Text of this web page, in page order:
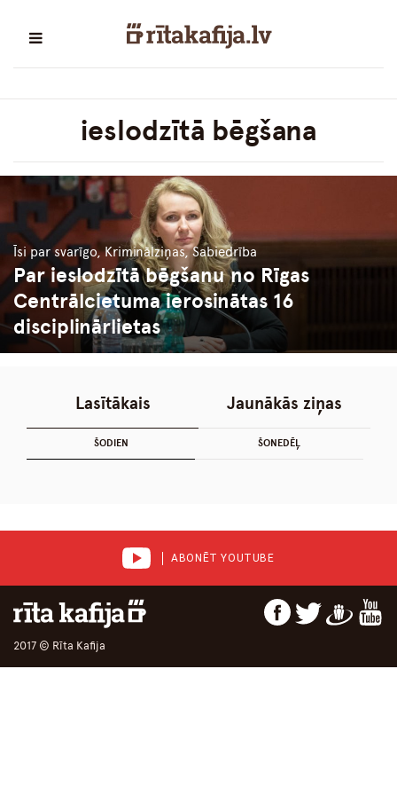
ieslodzītā bēgšana
Īsi par svarīgo, Kriminālziņas, Sabiedrība
Par ieslodzītā bēgšanu no Rīgas
Centrālcietuma ierosinātas 16
disciplinārlietas
Lasītākais
ŠODIEN ŠONEDĒĻ
Jaunākās ziņas
ABONĒT YOUTUBE
2017 © Rīta Kafija